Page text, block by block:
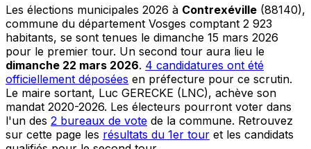
Les élections municipales 2026 à Contrexéville (88140),
commune du département Vosges comptant 2 923
habitants, se sont tenues le dimanche 15 mars 2026
pour le premier tour. Un second tour aura lieu le
dimanche 22 mars 2026. 4 candidatures ont été
officiellement déposées en préfecture pour ce scrutin.
Le maire sortant, Luc GERECKE (LNC), achève son
mandat 2020-2026. Les électeurs pourront voter dans
l'un des 2 bureaux de vote de la commune. Retrouvez
sur cette page les résultats du 1er tour et les candidats